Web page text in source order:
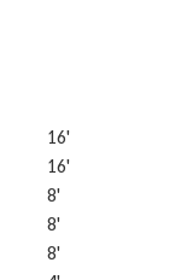
16'
16'
8'
8'
8'